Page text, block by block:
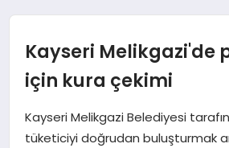
SPOR
Kayseri Melikgazi'de
için kura çekimi
Kayseri Melikgazi Belediyesi
tüketiciyi doğrudan buluşturmak